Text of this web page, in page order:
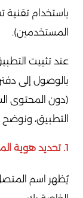
باستخدام
المستخدمين).
عند تثبيت
بالوصول إلى
(دون المحتوى
التطبيق، ونوضح
1. تحديد هوية المتصل
يُظهر اسم